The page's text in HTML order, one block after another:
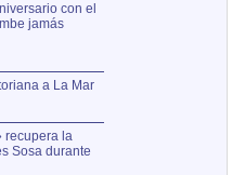
con el
jamás
a La Mar
recupera la
Sosa durante